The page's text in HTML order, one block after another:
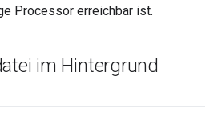
Processor erreichbar ist.
im Hintergrund